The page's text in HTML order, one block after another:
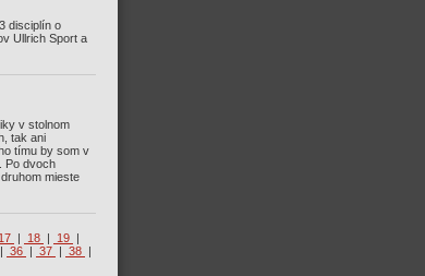
disciplín o
Ullrich Sport a
v stolnom
tak ani
tímu by som v
Po dvoch
mieste
17 | 18 | 19 |
| 36 | 37 | 38 |